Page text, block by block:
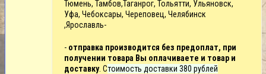
Тюмень, Тамбов,Таганрог, Тольятти, Ульяновск,
Уфа, Чебоксары, Череповец, Челябинск
,Ярославль-
- отправка производится без предоплат, при
получении товара Вы оплачиваете и товар и
доставку. Стоимость доставки 380 рублей